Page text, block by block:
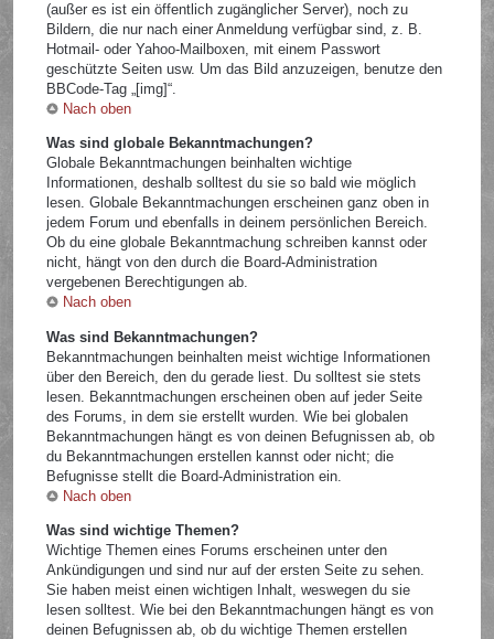
(außer es ist ein öffentlich zugänglicher Server), noch zu
Bildern, die nur nach einer Anmeldung verfügbar sind, z. B.
Hotmail- oder Yahoo-Mailboxen, mit einem Passwort
geschützte Seiten usw. Um das Bild anzuzeigen, benutze den
BBCode-Tag „[img]“.
Nach oben
Was sind globale Bekanntmachungen?
Globale Bekanntmachungen beinhalten wichtige
Informationen, deshalb solltest du sie so bald wie möglich
lesen. Globale Bekanntmachungen erscheinen ganz oben in
jedem Forum und ebenfalls in deinem persönlichen Bereich.
Ob du eine globale Bekanntmachung schreiben kannst oder
nicht, hängt von den durch die Board-Administration
vergebenen Berechtigungen ab.
Nach oben
Was sind Bekanntmachungen?
Bekanntmachungen beinhalten meist wichtige Informationen
über den Bereich, den du gerade liest. Du solltest sie stets
lesen. Bekanntmachungen erscheinen oben auf jeder Seite
des Forums, in dem sie erstellt wurden. Wie bei globalen
Bekanntmachungen hängt es von deinen Befugnissen ab, ob
du Bekanntmachungen erstellen kannst oder nicht; die
Befugnisse stellt die Board-Administration ein.
Nach oben
Was sind wichtige Themen?
Wichtige Themen eines Forums erscheinen unter den
Ankündigungen und sind nur auf der ersten Seite zu sehen.
Sie haben meist einen wichtigen Inhalt, weswegen du sie
lesen solltest. Wie bei den Bekanntmachungen hängt es von
deinen Befugnissen ab, ob du wichtige Themen erstellen